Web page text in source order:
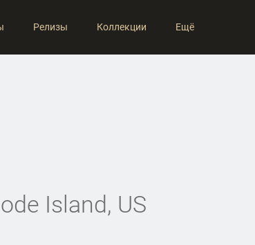
Релизы Коллекции Ещё
Island, US